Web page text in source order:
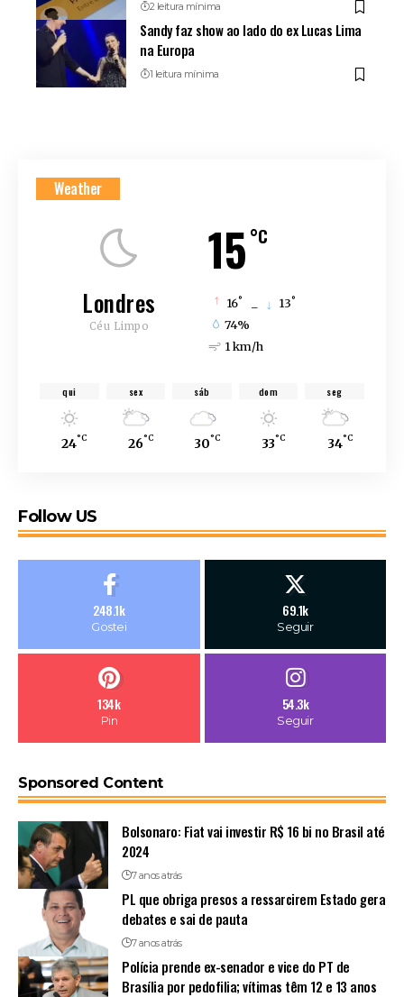
2 leitura mínima
Sandy faz show ao lado do ex Lucas Lima
na Europa
1 leitura mínima
Weather
15 °C
Londres
Céu Limpo
16° 13°
74%
1 km/h
qui
24°C
sex
26°C
sáb
30°C
dom
33°C
seg
34°C
Follow US
248.1k
Gostei
69.1k
Seguir
134k
Pin
54.3k
Seguir
Sponsored Content
Bolsonaro: Fiat vai investir R$ 16 bi no Brasil até
2024
7 anos atrás
PL que obriga presos a ressarcirem Estado gera
debates e sai de pauta
7 anos atrás
Polícia prende ex-senador e vice do PT de
Brasília por pedofilia; vítimas têm 12 e 13 anos